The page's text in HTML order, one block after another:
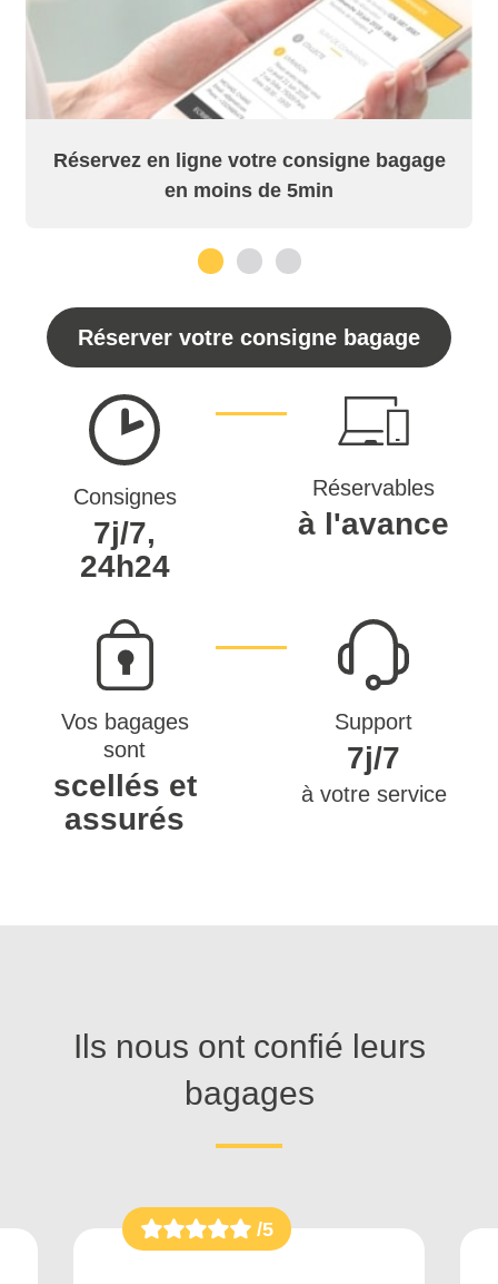
Réservez en ligne votre consigne bagage
en moins de 5min
Réserver votre consigne bagage
Consignes
7j/7,
24h24
Réservables
à l'avance
Vos bagages
sont
scellés et
assurés
Support
7j/7
à votre service
Ils nous ont confié leurs
bagages
/5